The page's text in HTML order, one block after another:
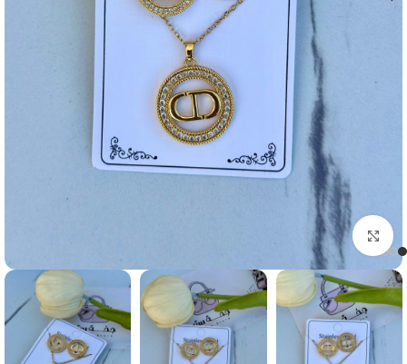
Click to enlarge